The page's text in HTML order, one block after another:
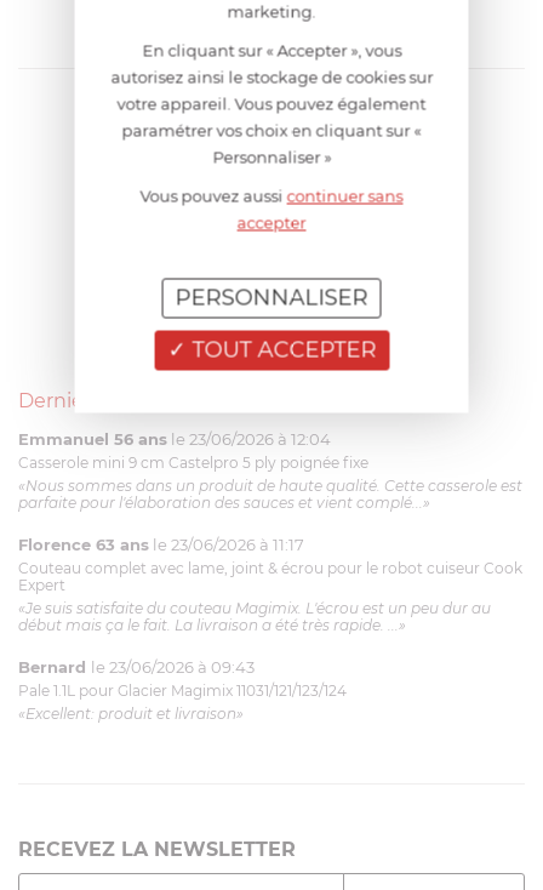
Derniers avis produits
Emmanuel 56 ans le 23/06/2026 à 12:04
Casserole mini 9 cm Castelpro 5 ply poignée fixe
«Nous sommes dans un produit de haute qualité. Cette casserole est
parfaite pour l'élaboration des sauces et vient complé...»
Florence 63 ans le 23/06/2026 à 11:17
Couteau complet avec lame, joint & écrou pour le robot cuiseur Cook
Expert
«Je suis satisfaite du couteau Magimix. L'écrou est un peu dur au
début mais ça le fait. La livraison a été très rapide. ...»
Bernard le 23/06/2026 à 09:43
Pale 1.1L pour Glacier Magimix 11031/121/123/124
«Excellent: produit et livraison»
RECEVEZ LA NEWSLETTER
marketing.
En cliquant sur « Accepter », vous
autorisez ainsi le stockage de cookies sur
votre appareil. Vous pouvez également
paramétrer vos choix en cliquant sur «
Personnaliser »
Vous pouvez aussicontinuer sans
accepter
TOUT ACCEPTER
PERSONNALISER